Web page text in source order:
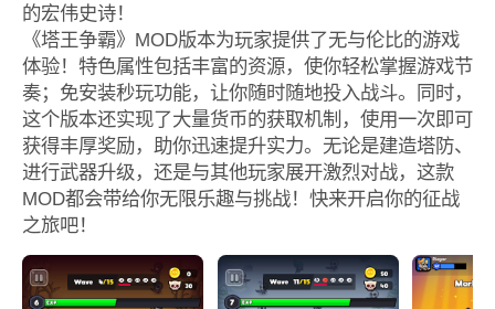
的宏伟史诗！
《塔王争霸》MOD版本为玩家提供了无与伦比的游戏
体验！特色属性包括丰富的资源，使你轻松掌握游戏节
奏；免安装秒玩功能，让你随时随地投入战斗。同时，
这个版本还实现了大量货币的获取机制，使用一次即可
获得丰厚奖励，助你迅速提升实力。无论是建造塔防、
进行武器升级，还是与其他玩家展开激烈对战，这款
MOD都会带给你无限乐趣与挑战！快来开启你的征战
之旅吧！